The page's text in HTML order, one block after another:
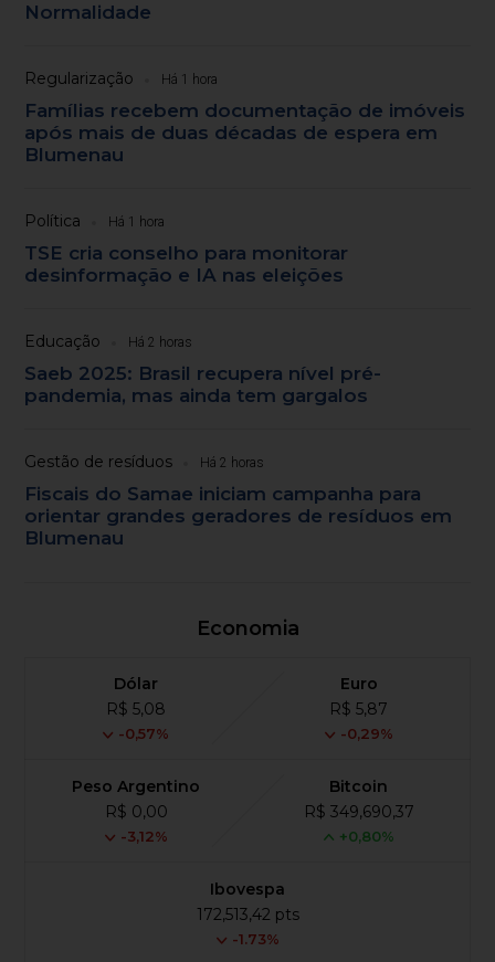
Normalidade
Regularização Há 1 hora
Famílias recebem documentação de imóveis
após mais de duas décadas de espera em
Blumenau
Política Há 1 hora
TSE cria conselho para monitorar
desinformação e IA nas eleições
Educação Há 2 horas
Saeb 2025: Brasil recupera nível pré-
pandemia, mas ainda tem gargalos
Gestão de resíduos Há 2 horas
Fiscais do Samae iniciam campanha para
orientar grandes geradores de resíduos em
Blumenau
Economia
Dólar
R$ 5,08
-0,57%
Euro
R$ 5,87
-0,29%
Peso Argentino
R$ 0,00
-3,12%
Bitcoin
R$ 349,690,37
+0,80%
Ibovespa
172,513,42 pts
-1.73%